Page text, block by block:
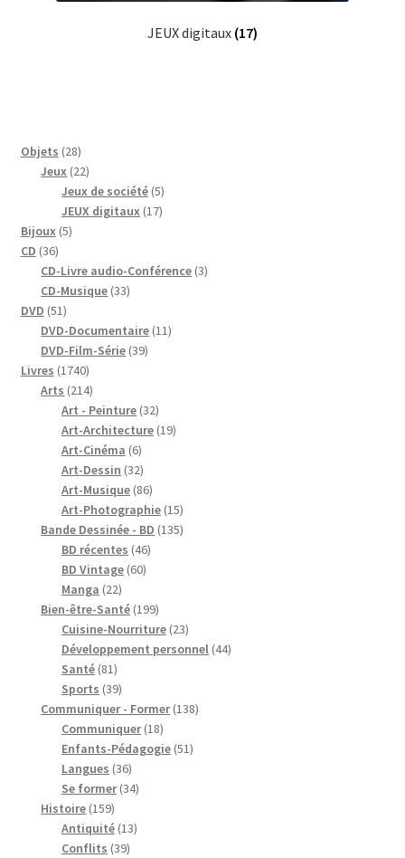
JEUX digitaux (17)
Objets 2828
produits
Jeux 2222
produits
Jeux de société 55
produits
JEUX digitaux 1717
Bijoux 55
CD 3636
produits
CD-Livre audio-Conférence 33
CD-Musique 3333
DVD 5151
produits
DVD-Documentaire 1111
DVD-Film-Série 3939
Livres 17401740
produits
Arts 214214
produits
Art - Peinture 3232
produits
Art-Architecture 1919
Art-Cinéma 66
produits
Art-Dessin 3232
produits
Art-Musique 8686
produits
Art-Photographie 1515
produits
Bande Dessinée - BD 135135
BD récentes 4646
BD Vintage 6060
Manga 2222
produits
Bien-être-Santé 199199
produits
Cuisine-Nourriture 2323
produits
Développement personnel 4444
Santé 8181
produits
Sports 3939
produits
Communiquer - Former 138138
Communiquer 1818
produits
Enfants-Pédagogie 5151
Langues 3636
produits
Se former 3434
Histoire 159159
produits
Antiquité 1313
Conflits 3939